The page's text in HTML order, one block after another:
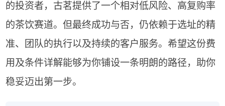
的投资者，古茗提供了一个相对低风险、高复购率
的茶饮赛道。但最终成功与否，仍依赖于选址的精
准、团队的执行以及持续的客户服务。希望这份费
用及条件详解能够为你铺设一条明朗的路径，助你
稳妥迈出第一步。